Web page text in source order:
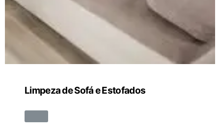
Limpeza de Sofá e Estofados